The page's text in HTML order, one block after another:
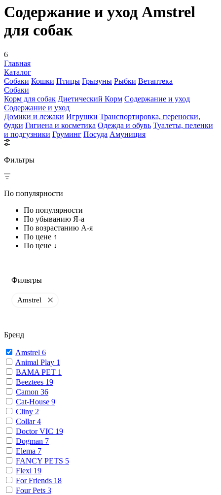
Содержание и уход Amstrel
для собак
6
Главная
Каталог
Собаки Кошки Птицы Грызуны Рыбки Ветаптека
Собаки
Корм для собак Диетический Корм Содержание и уход
Содержание и уход
Домики и лежаки Игрушки Транспортировка, переноски,
будки Гигиена и косметика Одежда и обувь Туалеты, пеленки
и подгузники Груминг Посуда Амуниция
Фильтры
По популярности
По популярности
По убыванию Я-а
По возрастанию А-я
По цене ↑
По цене ↓
Фильтры
Amstrel
Бренд
Amstrel 6
Animal Play 1
BAMA PET 1
Beeztees 19
Camon 36
Cat-House 9
Cliny 2
Collar4
Doctor VIC 19
Dogman 7
Elema 7
FANCY PETS 5
Flexi 19
For Friends 18
Four Pets 3